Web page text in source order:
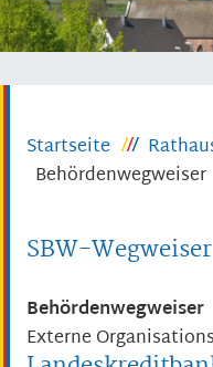
Startseite
Behördenwegweiser
SBW-Wegweiser
Behördenwegweiser
Externe